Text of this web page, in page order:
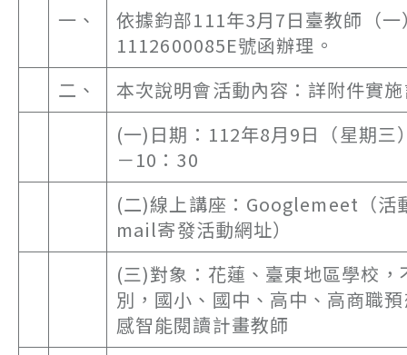
一、
依據鈞部111年3月7日臺教師（一
1112600085E號函辦理。
二、
本次說明會活動內容：詳附件實
(一)日期：112年8月9日（星期三
－10：30
(二)線上講座：Googlemeet（活
mail寄發活動網址）
(三)對象：花蓮、臺東地區學校，
別，國小、國中、高中、高商職
感智能閱讀計畫教師